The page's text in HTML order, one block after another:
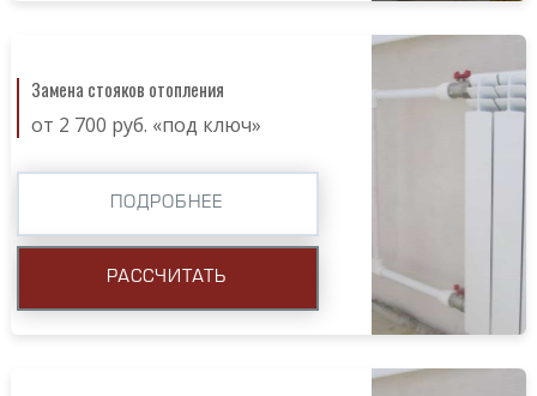
Замена стояков отопления
от 2 700 руб. «под ключ»
ПОДРОБНЕЕ
РАССЧИТАТЬ